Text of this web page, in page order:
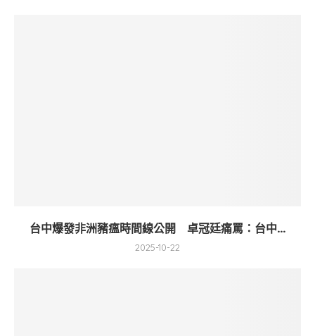
台中爆發非洲豬瘟時間線公開 卓冠廷痛罵：台中...
2025-10-22